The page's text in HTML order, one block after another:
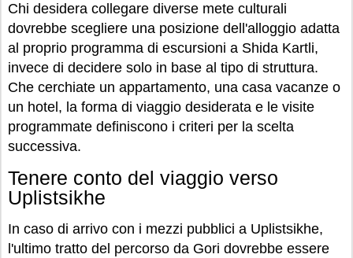
Chi desidera collegare diverse mete culturali
dovrebbe scegliere una posizione dell'alloggio adatta
al proprio programma di escursioni a Shida Kartli,
invece di decidere solo in base al tipo di struttura.
Che cerchiate un appartamento, una casa vacanze o
un hotel, la forma di viaggio desiderata e le visite
programmate definiscono i criteri per la scelta
successiva.
Tenere conto del viaggio verso
Uplistsikhe
In caso di arrivo con i mezzi pubblici a Uplistsikhe,
l'ultimo tratto del percorso da Gori dovrebbe essere